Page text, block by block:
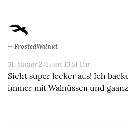
FrostedWalnut
31. Januar 2015 um 13:51 Uhr
Sieht super lecker aus! Ich
immer mit Walnüssen und